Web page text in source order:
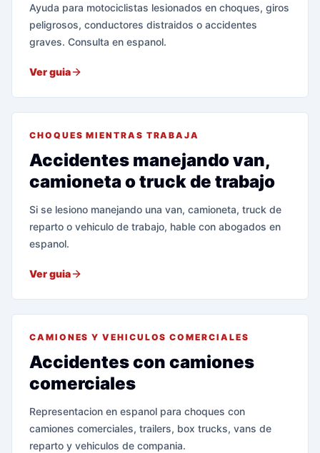
Ayuda para motociclistas lesionados en choques, giros
peligrosos, conductores distraidos o accidentes
graves. Consulta en espanol.
Ver guia
CHOQUES MIENTRAS TRABAJA
Accidentes manejando van,
camioneta o truck de trabajo
Si se lesiono manejando una van, camioneta, truck de
reparto o vehiculo de trabajo, hable con abogados en
espanol.
Ver guia
CAMIONES Y VEHICULOS COMERCIALES
Accidentes con camiones
comerciales
Representacion en espanol para choques con
camiones comerciales, trailers, box trucks, vans de
reparto y vehiculos de compania.